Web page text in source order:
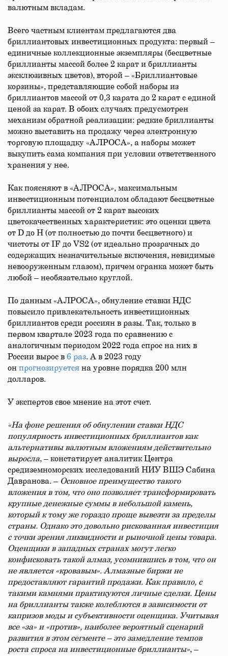
валютным вкладам.
Всего частным клиентам предлагаются два
бриллиантовых инвестиционных продукта: первый –
единичные коллекционные экземпляры (бесцветные
бриллианты массой более 2 карат и бриллианты
эксклюзивных цветов), второй – «Бриллиантовые
корзины», представляющие собой наборы из
бриллиантов массой от 0,3 карата до 2 карат с единой
ценой за карат. В обоих случаях предусмотрен
механизм обратной реализации: редкие бриллианты
можно выставить на продажу через электронную
торговую площадку «АЛРОСА», а наборы может
выкупить сама компания при условии ответственного
хранения у нее.
Как поясняют в «АЛРОСА», максимальным
инвестиционным потенциалом обладают бесцветные
бриллианты массой от 2 карат высоких
цветокачественных характеристик: это оценки цвета
от D до H (от полностью до почти бесцветного) и
чистоты от IF до VS2 (от идеально прозрачных до
содержащих незначительные включения, невидимые
невооруженным глазом), причем огранка может быть
любой – необязательно круглой.
По данным «АЛРОСА», обнуление ставки НДС
повысило привлекательность инвестиционных
бриллиантов среди россиян в разы. Так, только в
первом квартале 2023 года по сравнению с
аналогичным периодом 2022 года спрос на них в
России вырос в 6 раз. А в 2023 году
он прогнозируется на уровне порядка 200 млн
долларов.
У экспертов свое мнение на этот счет.
«На фоне решения об обнулении ставки НДС
популярность инвестиционных бриллиантов как
альтернативы валютным вложениям действительно
выросла, – констатирует аналитик Центра
средиземноморских исследований НИУ ВШЭ Сабина
Давранова. – Основное преимущество такого
вложения в том, что оно позволяет трансформировать
крупные денежные суммы в небольшой камень,
который к тому же гораздо проще вывезти за пределы
страны. Однако это довольно рискованная инвестиция
с точки зрения ликвидности и рыночной цены товара.
Оценщики в западных странах могут легко
конфисковать такой алмаз, усомнившись в том, что он
не является «кровавым». Алмазные биржи не
предоставляют гарантий продажи. Как правило, с
такими камнями практикуются личные сделки. Цены
на бриллианты также колеблются в зависимости от
капризов моды и субъективности оценщика. Учитывая
все «за» и «против», наиболее вероятный сценарий
развития в этом сегменте – это замедление темпов
роста спроса на инвестиционные бриллианты», –